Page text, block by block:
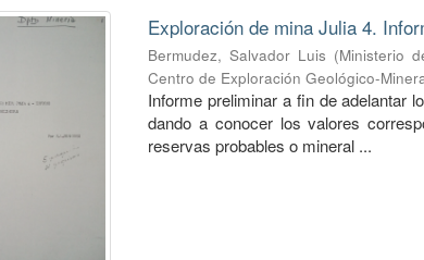
Exploración de mina Julia 4.
Bermudez, Salvador Luis (Ministerio
Centro de Exploración Geológico-
Informe preliminar a fin de adelantar
dando a conocer los valores
reservas probables o mineral ...